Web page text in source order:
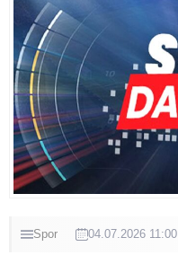
Spor 04.07.2026 11:00